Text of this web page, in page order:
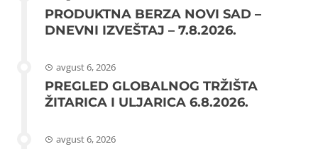
PRODUKTNA BERZA NOVI SAD –
DNEVNI IZVEŠTAJ – 7.8.2026.
avgust 6, 2026
PREGLED GLOBALNOG TRŽIŠTA
ŽITARICA I ULJARICA 6.8.2026.
avgust 6, 2026